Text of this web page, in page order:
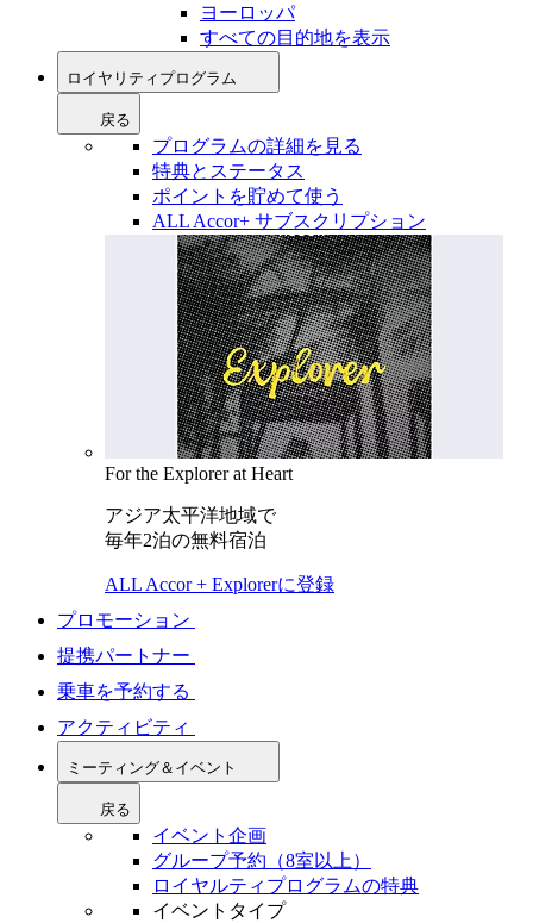
ヨーロッパ
すべての目的地を表示
ロイヤリティプログラム
戻る
プログラムの詳細を見る
特典とステータス
ポイントを貯めて使う
ALL Accor+ サブスクリプション
For the Explorer at Heart
アジア太平洋地域で
毎年2泊の無料宿泊
ALL Accor + Explorerに登録
プロモーション
提携パートナー
乗車を予約する
アクティビティ
ミーティング＆イベント
戻る
イベント企画
グループ予約（8室以上）
ロイヤルティプログラムの特典
イベントタイプ